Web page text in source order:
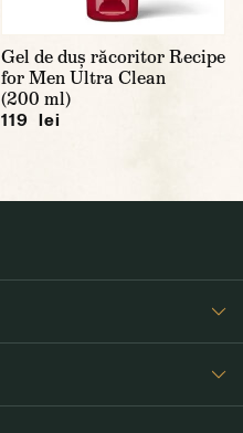
Gel de duș răcoritor Recipe
for Men Ultra Clean
(200 ml)
119 lei